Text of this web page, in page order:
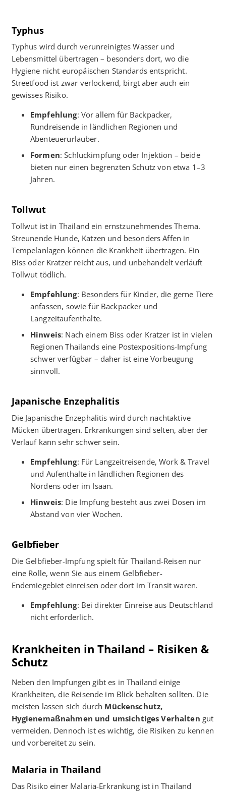
Typhus
Typhus wird durch verunreinigtes Wasser und
Lebensmittel übertragen – besonders dort, wo die
Hygiene nicht europäischen Standards entspricht.
Streetfood ist zwar verlockend, birgt aber auch ein
gewisses Risiko.
Empfehlung: Vor allem für Backpacker,
Rundreisende in ländlichen Regionen und
Abenteuerurlauber.
Formen: Schluckimpfung oder Injektion – beide
bieten nur einen begrenzten Schutz von etwa 1–3
Jahren.
Tollwut
Tollwut ist in Thailand ein ernstzunehmendes Thema.
Streunende Hunde, Katzen und besonders Affen in
Tempelanlagen können die Krankheit übertragen. Ein
Biss oder Kratzer reicht aus, und unbehandelt verläuft
Tollwut tödlich.
Empfehlung: Besonders für Kinder, die gerne Tiere
anfassen, sowie für Backpacker und
Langzeitaufenthalte.
Hinweis: Nach einem Biss oder Kratzer ist in vielen
Regionen Thailands eine Postexpositions-Impfung
schwer verfügbar – daher ist eine Vorbeugung
sinnvoll.
Japanische Enzephalitis
Die Japanische Enzephalitis wird durch nachtaktive
Mücken übertragen. Erkrankungen sind selten, aber der
Verlauf kann sehr schwer sein.
Empfehlung: Für Langzeitreisende, Work & Travel
und Aufenthalte in ländlichen Regionen des
Nordens oder im Isaan.
Hinweis: Die Impfung besteht aus zwei Dosen im
Abstand von vier Wochen.
Gelbfieber
Die Gelbfieber-Impfung spielt für Thailand-Reisen nur
eine Rolle, wenn Sie aus einem Gelbfieber-
Endemiegebiet einreisen oder dort im Transit waren.
Empfehlung: Bei direkter Einreise aus Deutschland
nicht erforderlich.
Krankheiten in Thailand – Risiken &
Schutz
Neben den Impfungen gibt es in Thailand einige
Krankheiten, die Reisende im Blick behalten sollten. Die
meisten lassen sich durch Mückenschutz,
Hygienemaßnahmen und umsichtiges Verhalten gut
vermeiden. Dennoch ist es wichtig, die Risiken zu kennen
und vorbereitet zu sein.
Malaria in Thailand
Das Risiko einer Malaria-Erkrankung ist in Thailand